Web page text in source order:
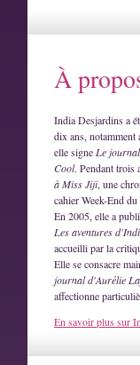
À
India Desjardins a
dix ans, notamment
elle signe Le
Cool. Pendant trois
à Miss Jiji, une
cahier Week-End
En 2005, elle a
Les aventures
accueilli par la
Elle se consacre
journal d'Aurélie
affectionne
En savoir plus sur